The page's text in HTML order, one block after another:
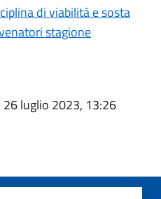
di viabilità e sosta
stagione
26 luglio 2023, 13:26